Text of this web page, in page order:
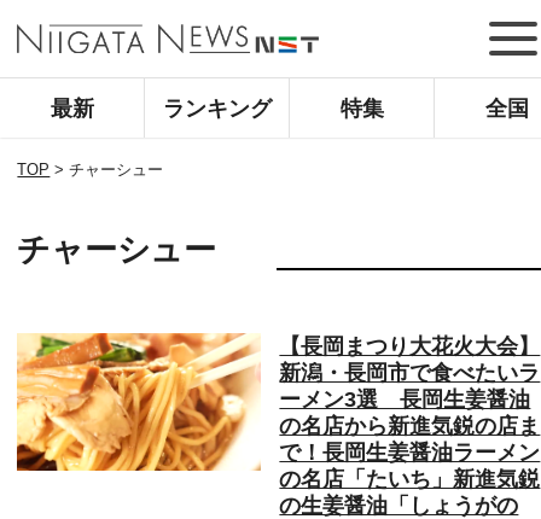
最新 ランキング 特集 全国
TOP >チャーシュー
チャーシュー
【長岡まつり大花火大会】
新潟・長岡市で食べたいラ
ーメン3選 長岡生姜醤油
の名店から新進気鋭の店ま
で！長岡生姜醤油ラーメン
の名店「たいち」新進気鋭
の生姜醤油「しょうがの